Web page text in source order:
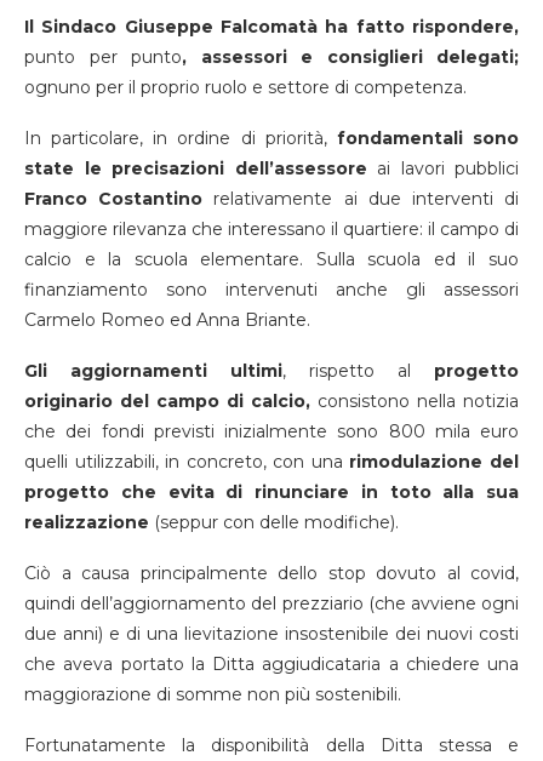
Il Sindaco Giuseppe Falcomatà ha fatto rispondere,
punto per punto, assessori e consiglieri delegati;
ognuno per il proprio ruolo e settore di competenza.
In particolare, in ordine di priorità,fondamentali sono
state le precisazioni dell’assessore ai lavori pubblici
Franco Costantino relativamente ai due interventi di
maggiore rilevanza che interessano il quartiere: il campo di
calcio e la scuola elementare. Sulla scuola ed il suo
finanziamento sono intervenuti anche gli assessori
Carmelo Romeo ed Anna Briante.
Gli aggiornamenti ultimi, rispetto al progetto
originario del campo di calcio, consistono nella notizia
che dei fondi previsti inizialmente sono 800 mila euro
quelli utilizzabili, in concreto, con una rimodulazione del
progetto che evita di rinunciare in toto alla sua
realizzazione (seppur con delle modifiche).
Ciò a causa principalmente dello stop dovuto al covid,
quindi dell’aggiornamento del prezziario (che avviene ogni
due anni) e di una lievitazione insostenibile dei nuovi costi
che aveva portato la Ditta aggiudicataria a chiedere una
maggiorazione di somme non più sostenibili.
Fortunatamente la disponibilità della Ditta stessa e